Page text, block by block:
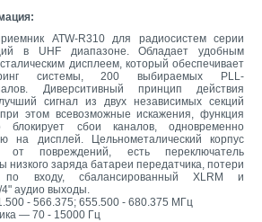
ATW-R310 для радиосистем серии
в UHF диапазоне. Обладает удобным
дисплеем, который обеспечивает
системы, 200 выбираемых PLL-
Диверситивный принцип действия
сигнал из двух независимых секций
этом всевозможные искажения, функция
блокирует сбои каналов, одновременно
на дисплей. Цельнометалический корпус
от повреждений, есть переключатель
низкого заряда батареи передатчика, потери
по входу, сбалансированный XLRM и
аудио выходы.
- 566.375; 655.500 - 680.375 МГц
— 70 - 15000 Гц